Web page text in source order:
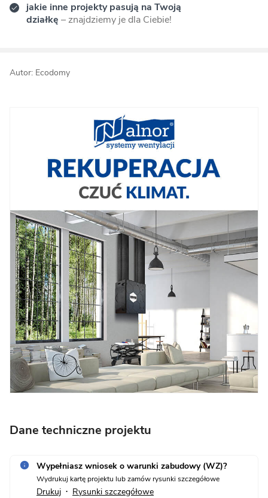
jakie inne projekty pasują na Twoją
działkę – znajdziemy je dla Ciebie!
Autor: Ecodomy
Dane techniczne projektu
Wypełniasz wniosek o warunki zabudowy (WZ)?
Wydrukuj kartę projektu lub zamów rysunki szczegółowe
Drukuj • Rysunki szczegółowe